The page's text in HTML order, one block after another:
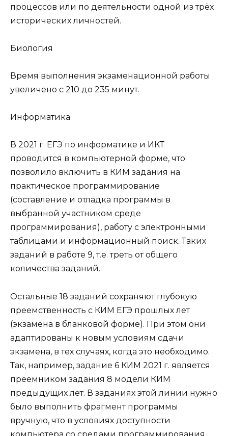
процессов или по деятельности одной из трёх
исторических личностей.
Биология
Время выполнения экзаменационной работы
увеличено с 210 до 235 минут.
Информатика
В 2021 г. ЕГЭ по информатике и ИКТ
проводится в компьютерной форме, что
позволило включить в КИМ задания на
практическое программирование
(составление и отладка программы в
выбранной участником среде
программирования), работу с электронными
таблицами и информационный поиск. Таких
заданий в работе 9, т.е. треть от общего
количества заданий.
Остальные 18 заданий сохраняют глубокую
преемственность с КИМ ЕГЭ прошлых лет
(экзамена в бланковой форме). При этом они
адаптированы к новым условиям сдачи
экзамена, в тех случаях, когда это необходимо.
Так, например, задание 6 КИМ 2021 г. является
преемником задания 8 модели КИМ
предыдущих лет. В заданиях этой линии нужно
было выполнить фрагмент программы
вручную, что в условиях доступности
компьютера со средами программирования